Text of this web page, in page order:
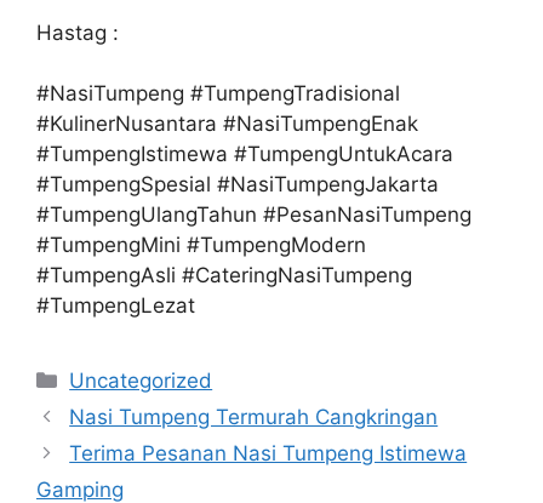
Hastag :
#NasiTumpeng #TumpengTradisional
#KulinerNusantara #NasiTumpengEnak
#TumpengIstimewa #TumpengUntukAcara
#TumpengSpesial #NasiTumpengJakarta
#TumpengUlangTahun #PesanNasiTumpeng
#TumpengMini #TumpengModern
#TumpengAsli #CateringNasiTumpeng
#TumpengLezat
Categories
Uncategorized
Nasi Tumpeng Termurah Cangkringan
Terima Pesanan Nasi Tumpeng Istimewa
Gamping